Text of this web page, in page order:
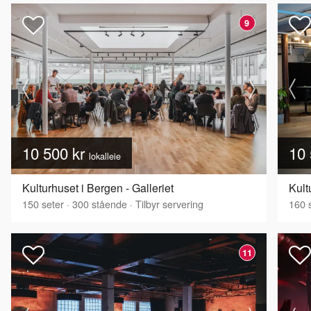
9
10 500 kr lokalleie
Kulturhuset i Bergen - Galleriet
150seter · 300stående · Tilbyr servering 160
11